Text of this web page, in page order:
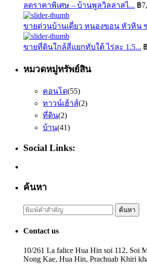
ลดราคาพิเศษ – บ้านพูลวิลล่าสไ... ฿
ขายด่วนบ้านเดี่ยว หนองขอน หัวหิน
ขายที่ดินใกล้สี่แยกทับใต้ ไร่ละ 1.5...
หมวดหมู่ทรัพย์สิน
คอนโด(55)
ทาวน์เฮ้าส์(2)
ที่ดิน(2)
บ้าน(41)
Social Links:
ค้นหา
Search
for:
ค้นหา
Contact us
10/261 La falice Hua Hin soi 112, Soi
Nong Kae, Hua Hin, Prachuab Khiri